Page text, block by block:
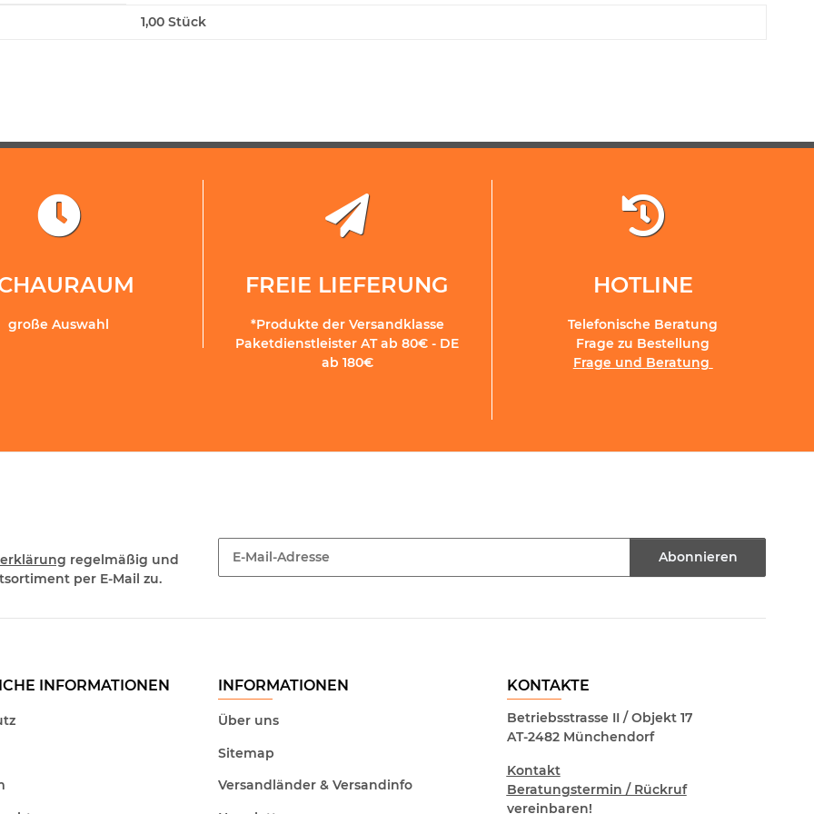
1,00 Stück
große Auswahl
FREIE LIEFERUNG
*Produkte der Versandklasse
Paketdienstleister AT ab 80€ - DE
ab 180€
HOTLINE
Telefonische Beratung
Frage zu Bestellung
Frage und Beratung
regelmäßig und
per E-Mail zu.
Abonnieren
INFORMATIONEN INFORMATIONEN
Über uns
Sitemap
Versandländer & Versandinfo
KONTAKTE
Betriebsstrasse II / Objekt 17
AT-2482 Münchendorf
Kontakt
Beratungstermin / Rückruf
vereinbaren!